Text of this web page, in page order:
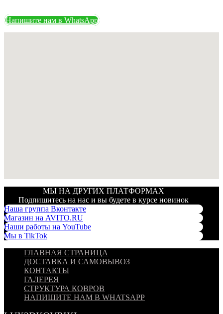
Напишите нам в WhatsApp
МЫ НА ДРУГИХ ПЛАТФОРМАХ
Подпишитесь на нас и вы будете в курсе новинок
Наша группа Вконтакте
Магазин на AVITO.RU
Наши работы на YouTube
Мы в TikTok
ГЛАВНАЯ СТРАНИЦА
ДОСТАВКА И САМОВЫВОЗ
КОНТАКТЫ
ГАЛЕРЕЯ
СТРУКТУРА КОВРОВ
НАПИШИТЕ НАМ В WHATSAPP